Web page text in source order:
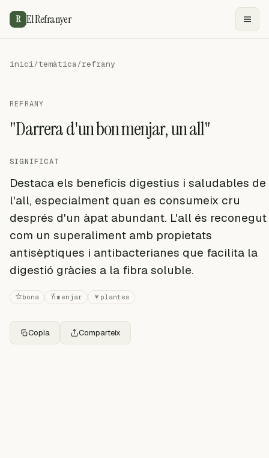
R El Refranyer
inici/temàtica/refrany
REFRANY
"Darrera d'un bon menjar, un all"
SIGNIFICAT
Destaca els beneficis digestius i saludables de
l'all, especialment quan es consumeix cru
després d'un àpat abundant. L'all és reconegut
com un superaliment amb propietats
antisèptiques i antibacterianes que facilita la
digestió gràcies a la fibra soluble.
bona menjar plantes
Copia Comparteix